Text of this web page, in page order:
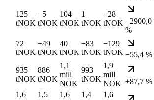
125
tNOK
−5
tNOK
104
tNOK
1
tNOK
−28
tNOK −2900,0
%
72
tNOK
−49
tNOK
40
tNOK
−83
tNOK
−129
tNOK −55,4 %
935
tNOK
886
tNOK
1,1
mill
NOK
993
tNOK
1,9
mill
NOK +87,7 %
1,6
1,5
1,6
1,4
1,6